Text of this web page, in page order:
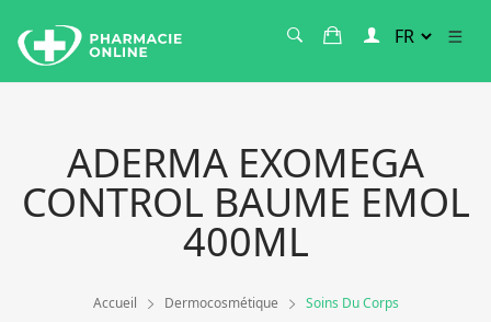
ADERMA EXOMEGA
CONTROL BAUME EMOL
400ML
Accueil Dermocosmétique Soins Du Corps